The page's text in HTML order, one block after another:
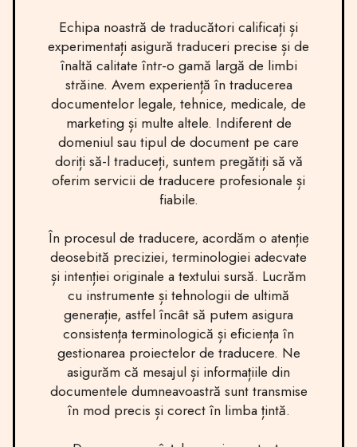
Echipa noastră de traducători calificați și
experimentați asigură traduceri precise și de
înaltă calitate într-o gamă largă de limbi
străine. Avem experiență în traducerea
documentelor legale, tehnice, medicale, de
marketing și multe altele. Indiferent de
domeniul sau tipul de document pe care
doriți să-l traduceți, suntem pregătiți să vă
oferim servicii de traducere profesionale și
fiabile.
În procesul de traducere, acordăm o atenție
deosebită preciziei, terminologiei adecvate
și intenției originale a textului sursă. Lucrăm
cu instrumente și tehnologii de ultimă
generație, astfel încât să putem asigura
consistența terminologică și eficiența în
gestionarea proiectelor de traducere. Ne
asigurăm că mesajul și informațiile din
documentele dumneavoastră sunt transmise
în mod precis și corect în limba țintă.